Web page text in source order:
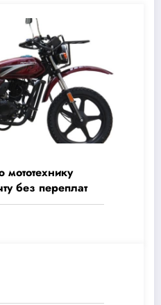
без переплат